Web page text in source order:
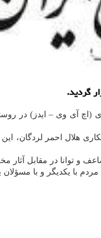
گردید.
(اچ آی وی – ایدز) در
هلال احمر لردگان،
و توانا در مقابل
با یكدیگر و با